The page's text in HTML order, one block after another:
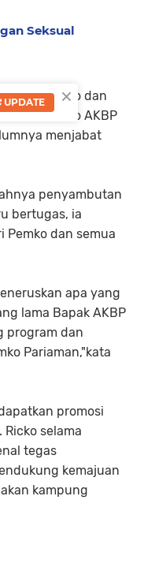
Seksual
Pemko dan
komando AKBP
menjabat
penyambutan
bertugas, ia
Pemko dan semua
apa yang
lama Bapak AKBP
program dan
Pariaman,"kata
promosi
selama
tegas
kemajuan
kampung
×
UPDATE